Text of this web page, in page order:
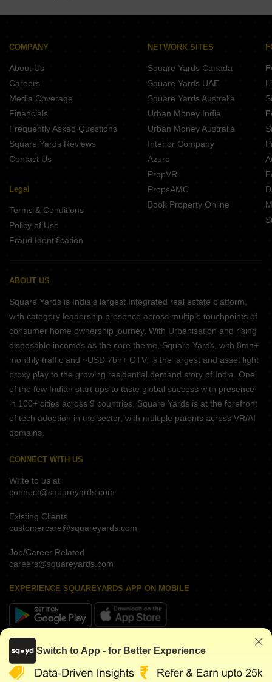
COMPANY
About Us
Careers
Media Coverage
Financials
Frequently Asked Questions
Square Yards Reviews
Contact Us
Legal
Terms & Conditions
Policy of Use
Fraud Identification
NETWORK SITES
Square Yards Canada
Square Yards UAE
Square Yards Australia
Urban Money India
Urban Money Australia
Interior Company
Azuro
PropVR
PropsAMC
Book Property Online
ABOUT US
Square Yards is India's largest Integrated real estate platform,
with category leadership presence across multiple touchpoints of
consumer home ownership journey. With Urbanisation and rising
disposable incomes as the core theme, Square Yards, with 8mn+
monthly traffic and ~USD 7bn+ GTV, is the largest and asset light
proxy play to the growing residential demand story of India. One
of the few Indian start ups to taste global success with presence
in 100+ cities across 9 countries, Square Yards is at the forefront
of tech adoption in the sector, with multiple patents across VR/AI
domains.
CONNECT WITH US
Write to us at
connect@squareyards.com
Existing Clients
customercare@squareyards.com
Job/Career Related
careers@squareyards.com
EXPERIENCE SQUAREYARDS APP ON MOBILE
KEEP IN TOUCH
Switch to App - for Better Experience